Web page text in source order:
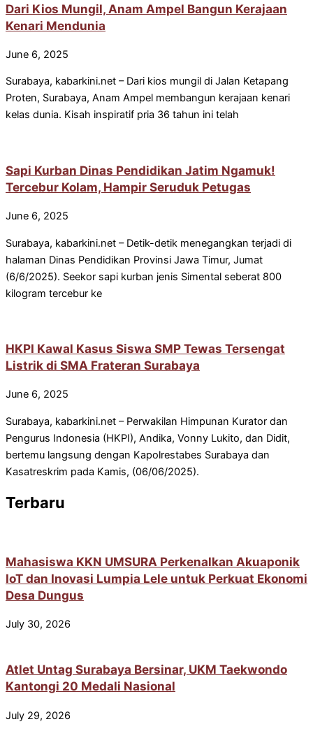
Dari Kios Mungil, Anam Ampel Bangun Kerajaan
Kenari Mendunia
June 6, 2025
Surabaya, kabarkini.net – Dari kios mungil di Jalan Ketapang
Proten, Surabaya, Anam Ampel membangun kerajaan kenari
kelas dunia. Kisah inspiratif pria 36 tahun ini telah
Sapi Kurban Dinas Pendidikan Jatim Ngamuk!
Tercebur Kolam, Hampir Seruduk Petugas
June 6, 2025
Surabaya, kabarkini.net – Detik-detik menegangkan terjadi di
halaman Dinas Pendidikan Provinsi Jawa Timur, Jumat
(6/6/2025). Seekor sapi kurban jenis Simental seberat 800
kilogram tercebur ke
HKPI Kawal Kasus Siswa SMP Tewas Tersengat
Listrik di SMA Frateran Surabaya
June 6, 2025
Surabaya, kabarkini.net – Perwakilan Himpunan Kurator dan
Pengurus Indonesia (HKPI), Andika, Vonny Lukito, dan Didit,
bertemu langsung dengan Kapolrestabes Surabaya dan
Kasatreskrim pada Kamis, (06/06/2025).
Terbaru
Mahasiswa KKN UMSURA Perkenalkan Akuaponik
IoT dan Inovasi Lumpia Lele untuk Perkuat Ekonomi
Desa Dungus
July 30, 2026
Atlet Untag Surabaya Bersinar, UKM Taekwondo
Kantongi 20 Medali Nasional
July 29, 2026